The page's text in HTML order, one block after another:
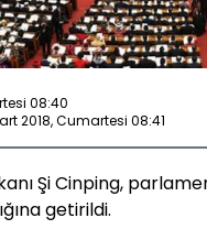
08:40
2018, Cumartesi 08:41
Şi Cinping,
getirildi.